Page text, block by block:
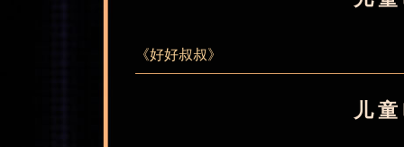
《好好叔叔》
儿